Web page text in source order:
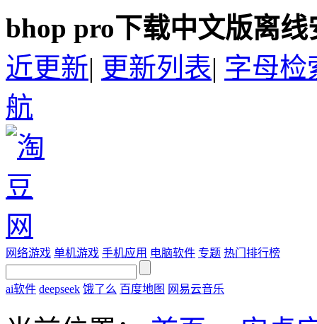
bhop pro下载中文版离
近更新| 更新列表| 字母检
航
网络游戏 单机游戏 手机应用 电脑软件 专题 热门排行榜
ai软件 deepseek 饿了么 百度地图 网易云音乐